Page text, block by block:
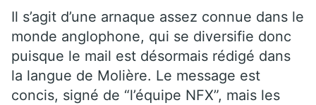
Il s’agit d’une arnaque assez connue dans le
monde anglophone, qui se diversifie donc
puisque le mail est désormais rédigé dans
la langue de Molière. Le message est
concis, signé de “l’équipe NFX”, mais les